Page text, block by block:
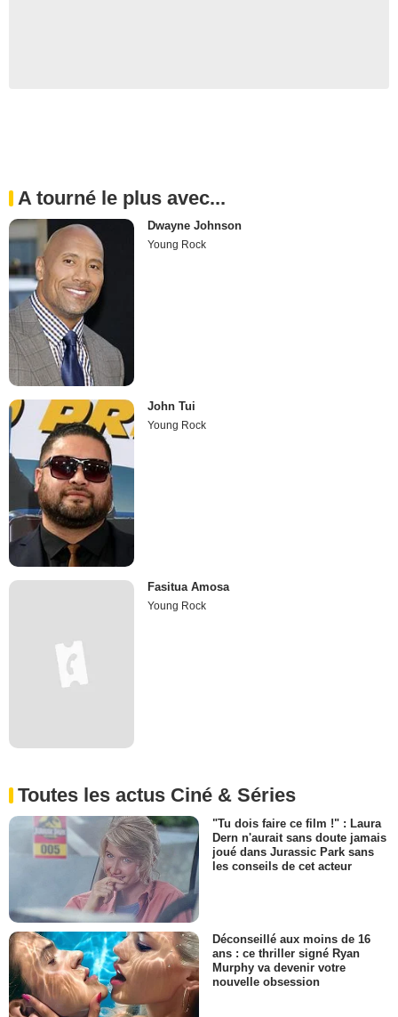
A tourné le plus avec...
Dwayne Johnson
Young Rock
John Tui
Young Rock
Fasitua Amosa
Young Rock
Toutes les actus Ciné & Séries
"Tu dois faire ce film !" : Laura
Dern n'aurait sans doute jamais
joué dans Jurassic Park sans
les conseils de cet acteur
Déconseillé aux moins de 16
ans : ce thriller signé Ryan
Murphy va devenir votre
nouvelle obsession